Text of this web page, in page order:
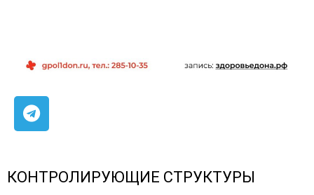
КОНТРОЛИРУЮЩИЕ СТРУКТУРЫ